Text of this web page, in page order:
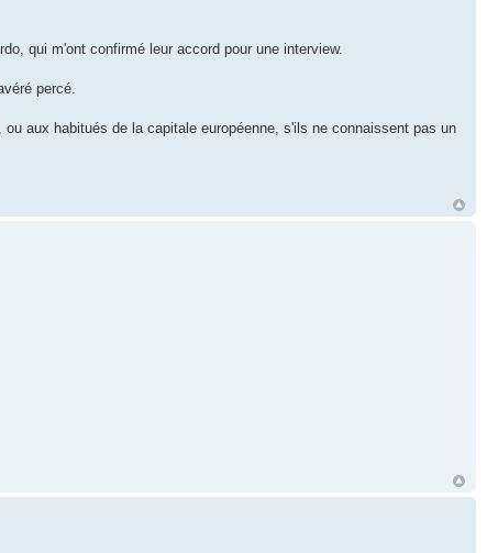
qui m'ont confirmé leur accord pour une interview.
percé.
aux habitués de la capitale européenne, s'ils ne connaissent pas un